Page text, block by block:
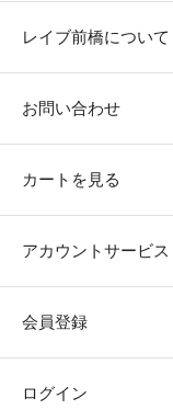
レイブ前橋について
お問い合わせ
カートを見る
アカウントサービス
会員登録
ログイン